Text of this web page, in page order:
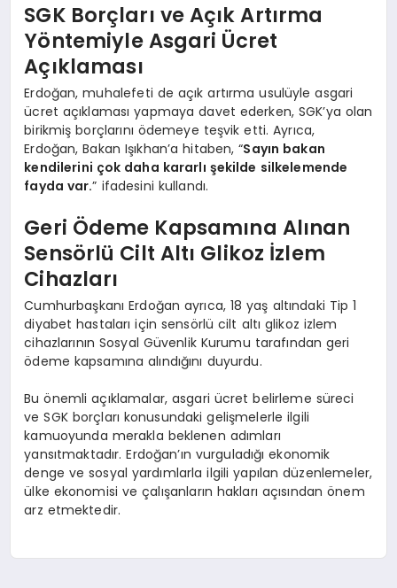
SGK Borçları ve Açık Artırma
Yöntemiyle Asgari Ücret
Açıklaması
Erdoğan, muhalefeti de açık artırma usulüyle asgari
ücret açıklaması yapmaya davet ederken, SGK’ya olan
birikmiş borçlarını ödemeye teşvik etti. Ayrıca,
Erdoğan, Bakan Işıkhan’a hitaben, “Sayın bakan
kendilerini çok daha kararlı şekilde silkelemende
fayda var.” ifadesini kullandı.
Geri Ödeme Kapsamına Alınan
Sensörlü Cilt Altı Glikoz İzlem
Cihazları
Cumhurbaşkanı Erdoğan ayrıca, 18 yaş altındaki Tip 1
diyabet hastaları için sensörlü cilt altı glikoz izlem
cihazlarının Sosyal Güvenlik Kurumu tarafından geri
ödeme kapsamına alındığını duyurdu.
Bu önemli açıklamalar, asgari ücret belirleme süreci
ve SGK borçları konusundaki gelişmelerle ilgili
kamuoyunda merakla beklenen adımları
yansıtmaktadır. Erdoğan’ın vurguladığı ekonomik
denge ve sosyal yardımlarla ilgili yapılan düzenlemeler,
ülke ekonomisi ve çalışanların hakları açısından önem
arz etmektedir.